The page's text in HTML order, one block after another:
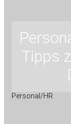
Tipps
Personal/HR